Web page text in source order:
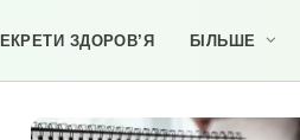
ЗДОРОВ’Я БІЛЬШЕ